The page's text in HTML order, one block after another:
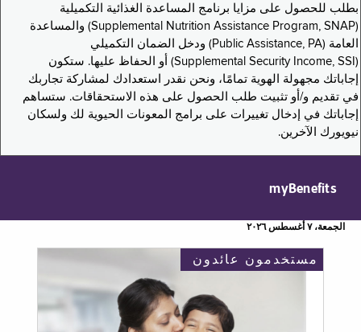
بطلب للحصول على مزايا برنامج المساعدة الغذائية التكميلية
(Supplemental Nutrition Assistance Program, SNAP) والمساعدة
العامة (Public Assistance, PA) ودخل الضمان التكميلي
(Supplemental Security Income, SSI) أو الحفاظ عليها. ستكون
إجاباتك مجهولة الهوية تمامًا، ونحن نقدر استعدادك لمشاركة تجاربك
في تقديم و/أو تثبيت طلب الحصول على هذه الاستحقاقات. ستساهم
إجاباتك في إدخال تغييرات على برامج المعونات الحيوية لك ولسكان
نيويورك الآخرين.
myBenefits
الجمعة، ٧ أغسطس ٢٠٢٦
مستخدمون عائدون